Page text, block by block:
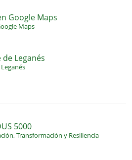
Google Maps
Maps
de Leganés
5000
Transformación y Resiliencia